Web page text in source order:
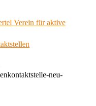
Verein für aktive
neu-